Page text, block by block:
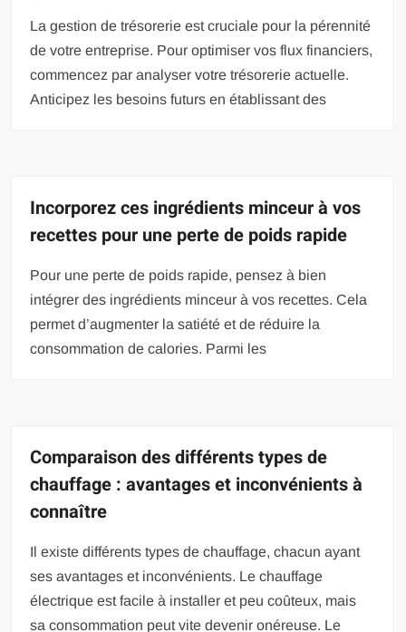
La gestion de trésorerie est cruciale pour la pérennité
de votre entreprise. Pour optimiser vos flux financiers,
commencez par analyser votre trésorerie actuelle.
Anticipez les besoins futurs en établissant des
Incorporez ces ingrédients minceur à vos
recettes pour une perte de poids rapide
Pour une perte de poids rapide, pensez à bien
intégrer des ingrédients minceur à vos recettes. Cela
permet d’augmenter la satiété et de réduire la
consommation de calories. Parmi les
Comparaison des différents types de
chauffage : avantages et inconvénients à
connaître
Il existe différents types de chauffage, chacun ayant
ses avantages et inconvénients. Le chauffage
électrique est facile à installer et peu coûteux, mais
sa consommation peut vite devenir onéreuse. Le